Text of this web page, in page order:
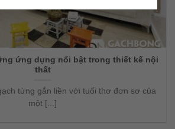
ứng dụng nổi bật trong thiết kế nội
thất
từng gắn liền với tuổi thơ đơn sơ của
một [...]